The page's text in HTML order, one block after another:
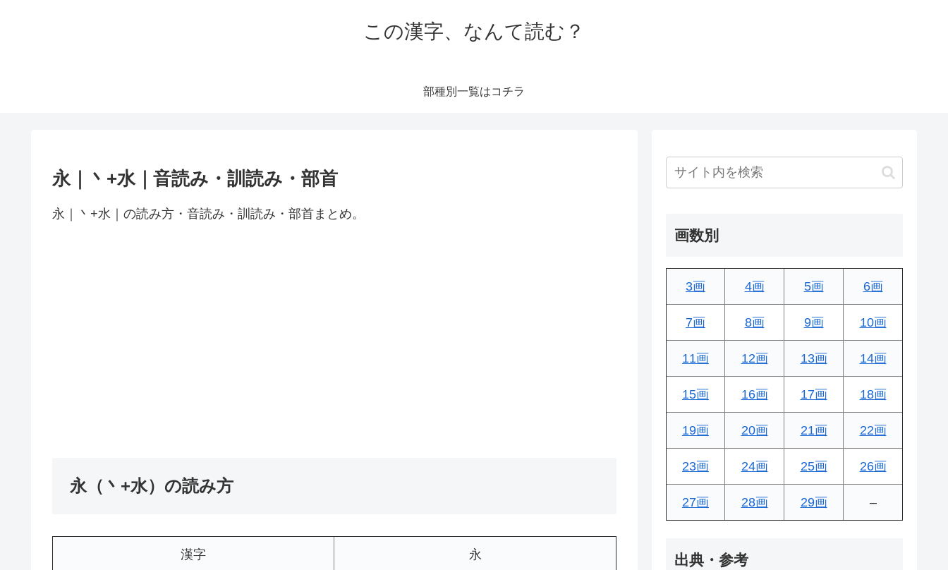
この漢字、なんて読む？
部種別一覧はコチラ
永｜丶+水｜音読み・訓読み・部首
永｜丶+水｜の読み方・音読み・訓読み・部首まとめ。
永（丶+水）の読み方
漢字 永
画数別
3画 4画 5画 6画
7画 8画 9画 10画
11画 12画 13画 14画
15画 16画 17画 18画
19画 20画 21画 22画
23画 24画 25画 26画
27画 28画 29画 –
出典・参考